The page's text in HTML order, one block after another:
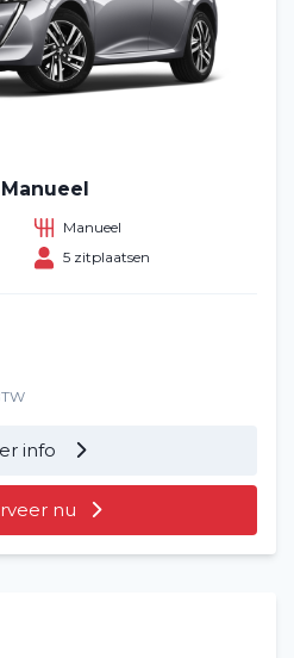
Manueel
5 zitplaatsen
info
nu